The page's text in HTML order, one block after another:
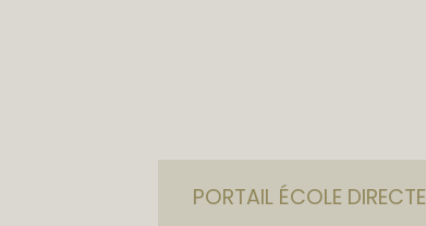
PORTAIL ÉCOLE DIRECTE